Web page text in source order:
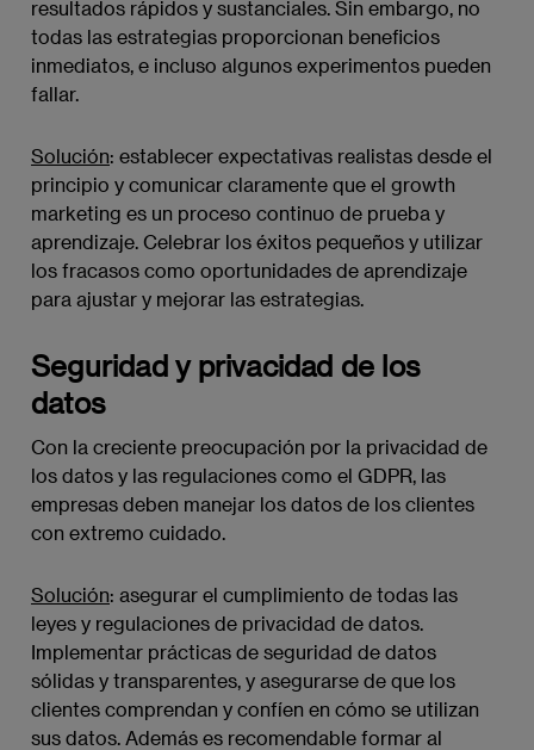
resultados rápidos y sustanciales. Sin embargo, no
todas las estrategias proporcionan beneficios
inmediatos, e incluso algunos experimentos pueden
fallar.
Solución: establecer expectativas realistas desde el
principio y comunicar claramente que el growth
marketing es un proceso continuo de prueba y
aprendizaje. Celebrar los éxitos pequeños y utilizar
los fracasos como oportunidades de aprendizaje
para ajustar y mejorar las estrategias.
Seguridad y privacidad de los
datos
Con la creciente preocupación por la privacidad de
los datos y las regulaciones como el GDPR, las
empresas deben manejar los datos de los clientes
con extremo cuidado.
Solución: asegurar el cumplimiento de todas las
leyes y regulaciones de privacidad de datos.
Implementar prácticas de seguridad de datos
sólidas y transparentes, y asegurarse de que los
clientes comprendan y confíen en cómo se utilizan
sus datos. Además es recomendable formar al